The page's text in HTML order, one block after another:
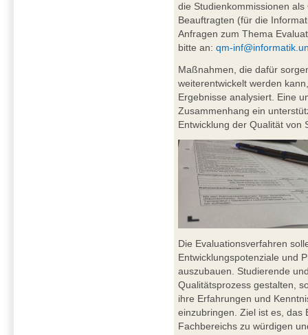
die Studienkommissionen
Beauftragten (für die
Anfragen zum Thema
bitte an:qm-
Maßnahmen, die dafür
weiterentwickelt werden
Ergebnisse analysiert. Eine
Zusammenhang ein
Entwicklung der Qualität von
Die Evaluationsverfahren
Entwicklungspotenziale und
auszubauen. Studierende
Qualitätsprozess gestalten,
ihre Erfahrungen und
einzubringen. Ziel ist es, das
Fachbereichs zu würdigen